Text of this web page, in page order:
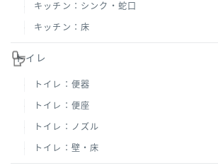
キッチン：シンク・蛇口
キッチン：床
トイレ
トイレ：便器
トイレ：便座
トイレ：ノズル
トイレ：壁・床